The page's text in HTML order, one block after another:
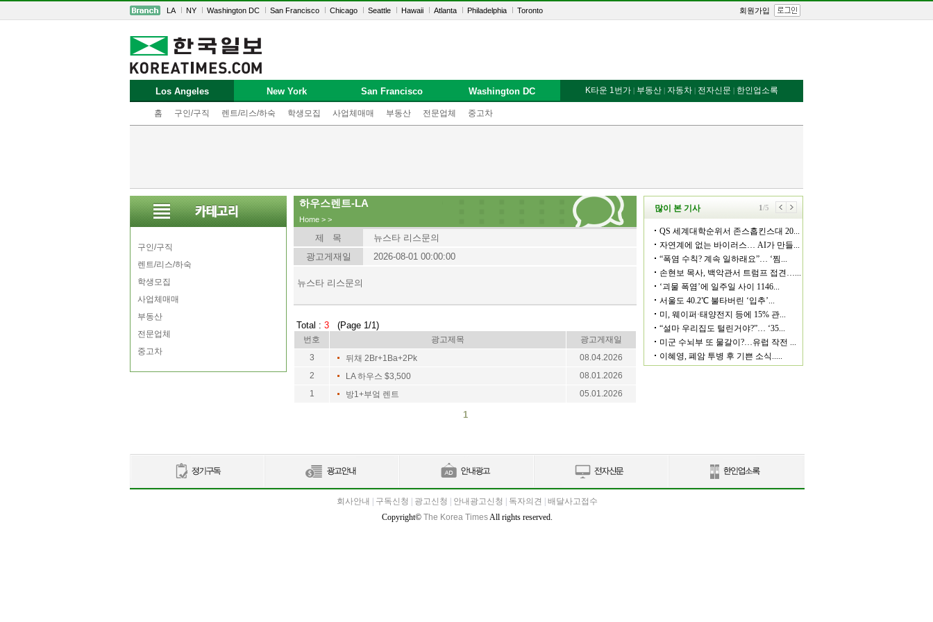
LA NY Washington DC San Francisco Chicago Seattle Hawaii Atlanta Philadelphia Toronto 회원가입
Los Angeles
홈 구인/구직 렌트/리스/하숙 학생모집 사업체매매 부동산 전문업체 중고차
New York San Francisco Washington DC K타운 1번가 | 부동산 | 자동차 | 전자신문 | 한인업소록
구인/구직
렌트/리스/하숙
학생모집
사업체매매
부동산
전문업체
중고차
하우스렌트-LA
Home > >
제 목
뉴스타 리스문의
광고게재일
2026-08-01 00:00:00
뉴스타 리스문의
Total : 3 (Page 1/1)
번호 광고제목
광고게재일
3
뒤채 2Br+1Ba+2Pk
08.04.2026
2
LA 하우스 $3,500
08.01.2026
1
방1+부엌 렌트 05.01.2026
1
회사안내 구독신청 광고신청 안내광고신청 독자의견
배달사고접수
Copyright© The Korea TimesAll rights reserved.